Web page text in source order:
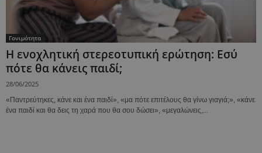
Γονιμότητα
Η ενοχλητική στερεοτυπική ερώτηση: Εσύ
πότε θα κάνεις παιδί;
28/06/2025
«Παντρεύτηκες, κάνε και ένα παιδί», «μα πότε επιτέλους θα γίνω γιαγιά;», «κάνε
ένα παιδί και θα δεις τη χαρά που θα σου δώσει», «μεγαλώνεις,...